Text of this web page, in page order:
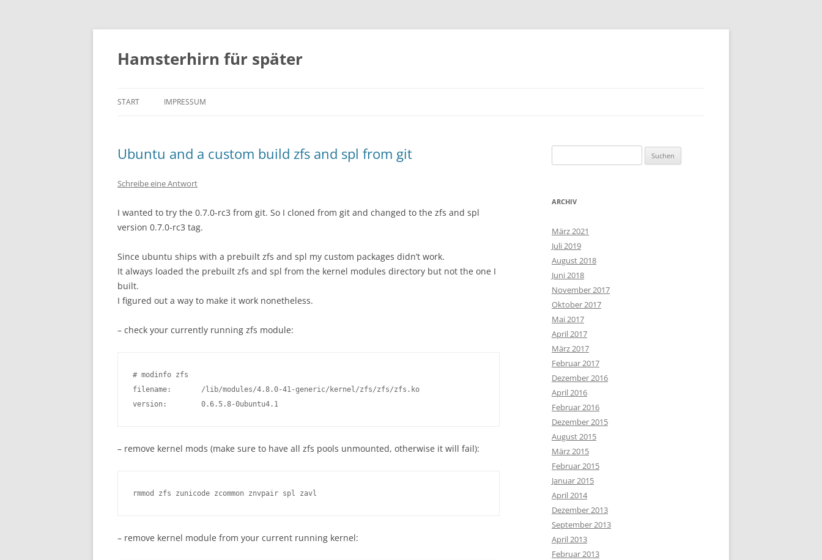
Zum
Hamsterhirn für später
START IMPRESSUM
Ubuntu and a custom build zfs and spl from git
Schreibe eine Antwort
I wanted to try the 0.7.0-rc3 from git. So I cloned from git and changed to the zfs and spl
version 0.7.0-rc3 tag.
Since ubuntu ships with a prebuilt zfs and spl my custom packages didn’t work.
It always loaded the prebuilt zfs and spl from the kernel modules directory but not the one I
built.
I figured out a way to make it work nonetheless.
– check your currently running zfs module:
# modinfo zfs
filename:       /lib/modules/4.8.0-41-generic/kernel/zfs/zfs/zfs.ko
version:        0.6.5.8-0ubuntu4.1
– remove kernel mods (make sure to have all zfs pools unmounted, otherwise it will fail):
– remove kernel module from your current running kernel:
nach:
ARCHIV
März 2021
Juli 2019
August 2018
Juni 2018
November 2017
Oktober 2017
Mai 2017
April 2017
März 2017
Februar 2017
Dezember 2016
April 2016
Februar 2016
Dezember 2015
August 2015
März 2015
Februar 2015
Januar 2015
April 2014
Dezember 2013
September 2013
April 2013
Februar 2013